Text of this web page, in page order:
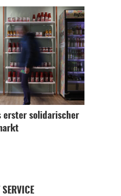
erster solidarischer
SERVICE